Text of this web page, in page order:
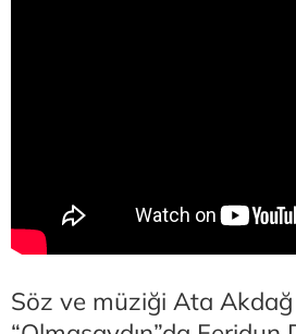
Söz ve müziği Ata